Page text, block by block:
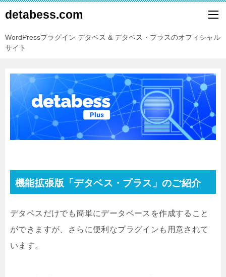
detabess.com
WordPressプラグイン デタベス & デタベス・プラスのオフィシャル
サイト
機能拡張版「デタベス・プラス」のご紹介
デタベスだけでも簡単にデータベースを作成すること
ができますが、さらに便利なプラグインも用意されて
います。